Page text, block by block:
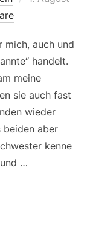
mich, auch und
handelt.
meine
sie auch fast
wieder
beiden aber
kenne
…